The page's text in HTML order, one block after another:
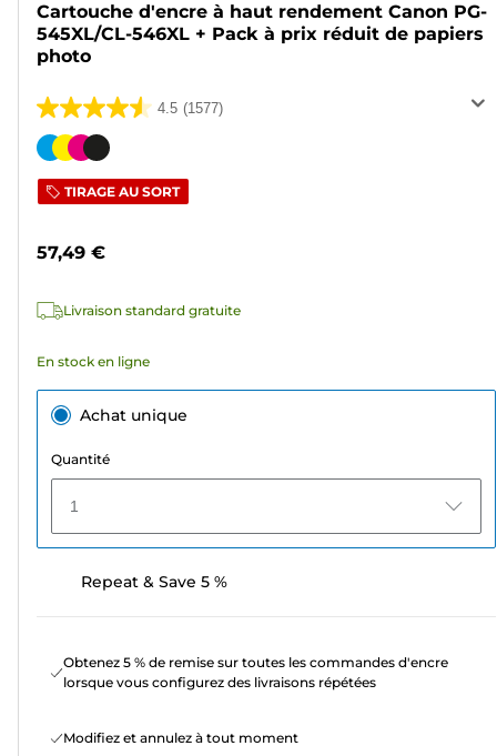
Cartouche d'encre à haut rendement Canon PG-
545XL/CL-546XL + Pack à prix réduit de papiers
photo
4.5 (1577)
4.5
sur
étoiles.
avis
Cartouche
couleur
TIRAGE AU SORT
57,49 €
Livraison standard gratuite
En stock en ligne
Achat unique
Quantité
1
Repeat & Save 5 %
Obtenez 5 % de remise sur toutes les commandes d'encre
lorsque vous configurez des livraisons répétées
Modifiez et annulez à tout moment